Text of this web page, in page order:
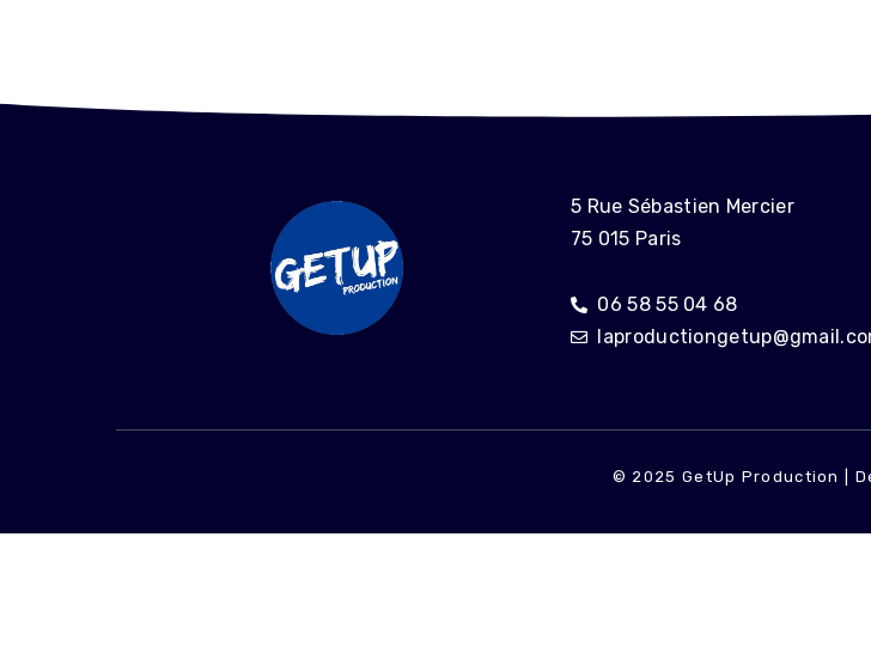
5 Rue Sébastien Mercier
75 015 Paris
06 58 55 04 68
© 2025 GetUp Production |